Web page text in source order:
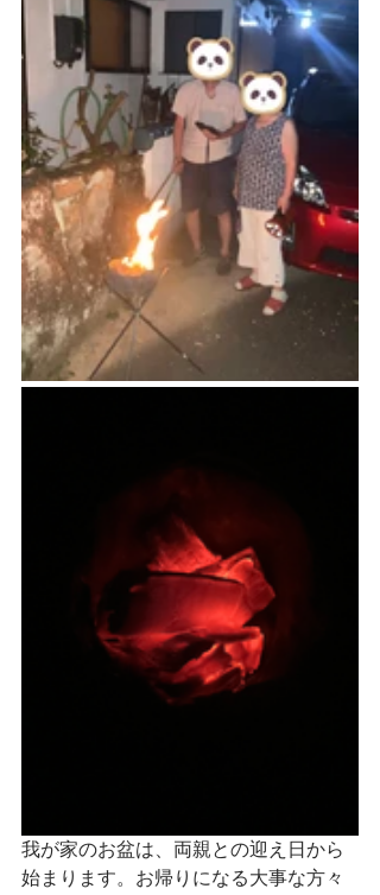
我が家のお盆は、両親との迎え日から
始まります。お帰りになる大事な方々